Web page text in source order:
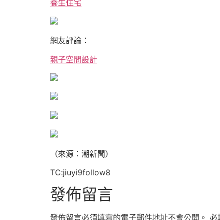
養生住宅
網友評論：
親子空間設計
（來源：潮新聞）
TC:jiuyi9follow8
發佈留言
發佈留言必須填寫的電子郵件地址不會公開。 必